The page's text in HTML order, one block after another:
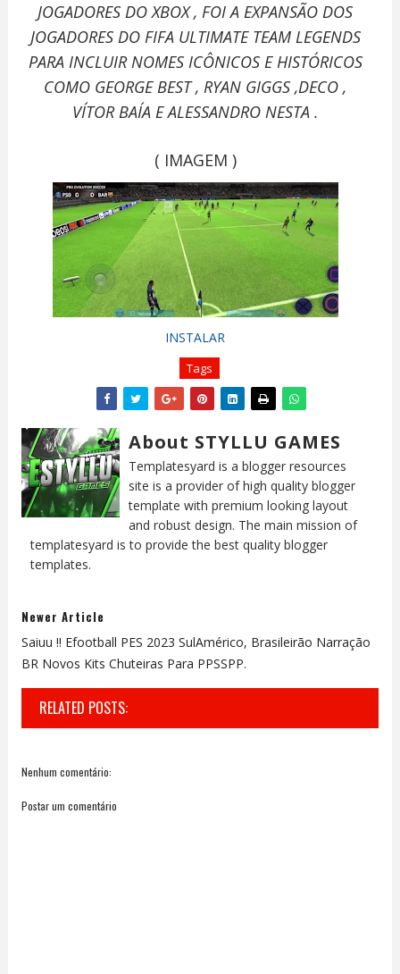
JOGADORES DO XBOX , FOI A EXPANSÃO DOS
JOGADORES DO FIFA ULTIMATE TEAM LEGENDS
PARA INCLUIR NOMES ICÔNICOS E HISTÓRICOS
COMO GEORGE BEST , RYAN GIGGS ,DECO ,
VÍTOR BAÍA E ALESSANDRO NESTA .
( IMAGEM )
INSTALAR
Tags
About STYLLU GAMES
Templatesyard is a blogger resources
site is a provider of high quality blogger
template with premium looking layout
and robust design. The main mission of
templatesyard is to provide the best quality blogger
templates.
Newer Article
Saiuu !! Efootball PES 2023 SulAmérico, Brasileirão Narração
BR Novos Kits Chuteiras Para PPSSPP.
RELATED POSTS:
Nenhum comentário:
Postar um comentário